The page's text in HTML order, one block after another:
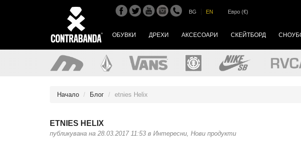
BG EN Евро (€)
ОБУВКИ ДРЕХИ АКСЕСОАРИ СКЕЙТБОРД
Начало Блог etnies Helix
ETNIES HELIX
публикувана на 28.03.2017 11:53 в Интересни, Нови продукти